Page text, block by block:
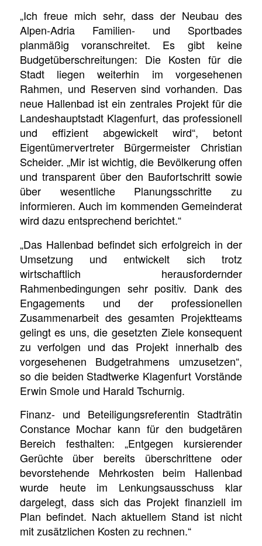
„Ich freue mich sehr, dass der Neubau des
Alpen-Adria Familien- und Sportbades
planmäßig voranschreitet. Es gibt keine
Budgetüberschreitungen: Die Kosten für die
Stadt liegen weiterhin im vorgesehenen
Rahmen, und Reserven sind vorhanden. Das
neue Hallenbad ist ein zentrales Projekt für die
Landeshauptstadt Klagenfurt, das professionell
und effizient abgewickelt wird“, betont
Eigentümervertreter Bürgermeister Christian
Scheider. „Mir ist wichtig, die Bevölkerung offen
und transparent über den Baufortschritt sowie
über wesentliche Planungsschritte zu
informieren. Auch im kommenden Gemeinderat
wird dazu entsprechend berichtet.“
„Das Hallenbad befindet sich erfolgreich in der
Umsetzung und entwickelt sich trotz
wirtschaftlich herausfordernder
Rahmenbedingungen sehr positiv. Dank des
Engagements und der professionellen
Zusammenarbeit des gesamten Projektteams
gelingt es uns, die gesetzten Ziele konsequent
zu verfolgen und das Projekt innerhalb des
vorgesehenen Budgetrahmens umzusetzen“,
so die beiden Stadtwerke Klagenfurt Vorstände
Erwin Smole und Harald Tschurnig.
Finanz- und Beteiligungsreferentin Stadträtin
Constance Mochar kann für den budgetären
Bereich festhalten: „Entgegen kursierender
Gerüchte über bereits überschrittene oder
bevorstehende Mehrkosten beim Hallenbad
wurde heute im Lenkungsausschuss klar
dargelegt, dass sich das Projekt finanziell im
Plan befindet. Nach aktuellem Stand ist nicht
mit zusätzlichen Kosten zu rechnen.“